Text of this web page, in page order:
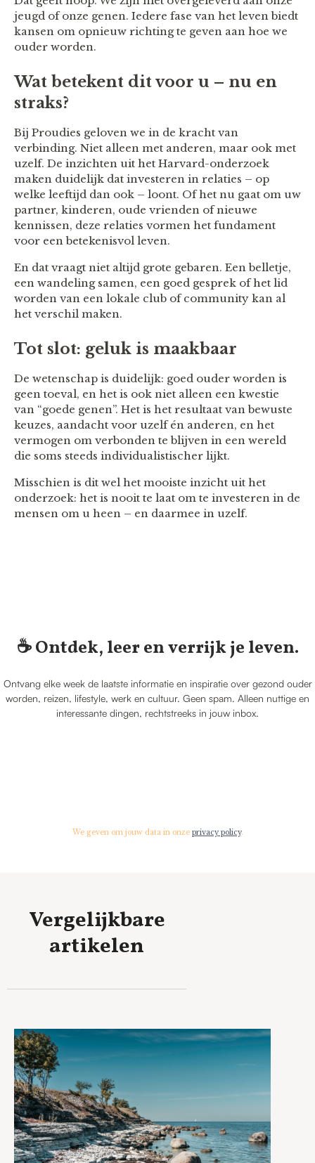
jeugd of onze genen. Iedere fase van het leven biedt
kansen om opnieuw richting te geven aan hoe we
ouder worden.
Wat betekent dit voor u – nu en
straks?
Bij Proudies geloven we in de kracht van
verbinding. Niet alleen met anderen, maar ook met
uzelf. De inzichten uit het Harvard-onderzoek
maken duidelijk dat investeren in relaties – op
welke leeftijd dan ook – loont. Of het nu gaat om uw
partner, kinderen, oude vrienden of nieuwe
kennissen, deze relaties vormen het fundament
voor een betekenisvol leven.
En dat vraagt niet altijd grote gebaren. Een belletje,
een wandeling samen, een goed gesprek of het lid
worden van een lokale club of community kan al
het verschil maken.
Tot slot: geluk is maakbaar
De wetenschap is duidelijk: goed ouder worden is
geen toeval, en het is ook niet alleen een kwestie
van “goede genen”. Het is het resultaat van bewuste
keuzes, aandacht voor uzelf én anderen, en het
vermogen om verbonden te blijven in een wereld
die soms steeds individualistischer lijkt.
Misschien is dit wel het mooiste inzicht uit het
onderzoek: het is nooit te laat om te investeren in de
mensen om u heen – en daarmee in uzelf.
☕️ Ontdek, leer en verrijk je leven.
Ontvang elke week de laatste informatie en inspiratie over gezond ouder
worden, reizen, lifestyle, werk en cultuur. Geen spam. Alleen nuttige en
interessante dingen, rechtstreeks in jouw inbox.
We geven om jouw data in onze privacy policy.
Vergelijkbare
artikelen